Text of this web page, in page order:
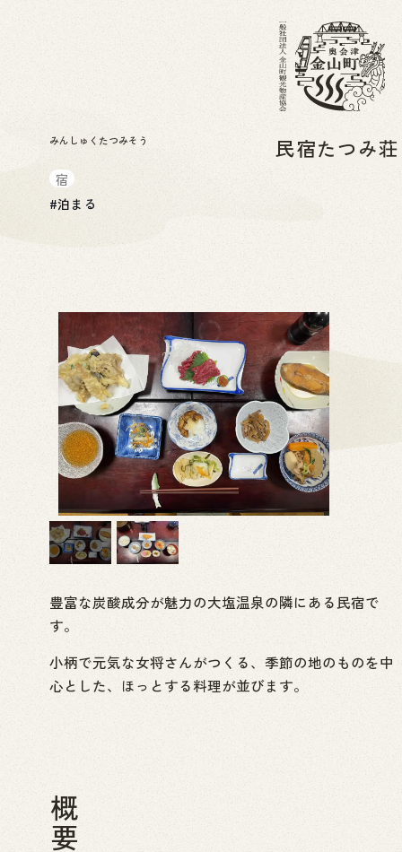
民宿たつみ荘
みんしゅくたつみそう
宿
#泊まる
豊富な炭酸成分が魅力の大塩温泉の隣にある民宿で
す。
小柄で元気な女将さんがつくる、季節の地のものを中
心とした、ほっとする料理が並びます。
概要